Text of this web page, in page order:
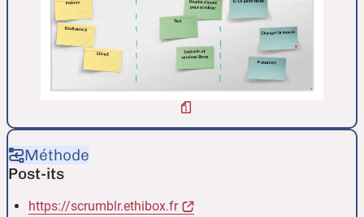
Méthode
Post-its
https://scrumblr.ethibox.fr